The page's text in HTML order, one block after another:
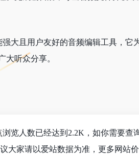
强大且用户友好的音频编辑工具
大听众分享。
浏览人数已经达到2.2K，如你需要查
大家请以爱站数据为准，更多网站价